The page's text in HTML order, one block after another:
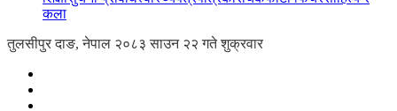
कला
तुलसीपुर दाङ, नेपाल २०८३ साउन २२ गते शुक्रवार